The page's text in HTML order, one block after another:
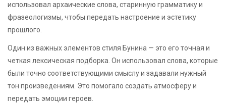
использовал архаические слова, старинную грамматику и
фразеологизмы, чтобы передать настроение и эстетику
прошлого.
Один из важных элементов стиля Бунина — это его точная и
четкая лексическая подборка. Он использовал слова, которые
были точно соответствующими смыслу и задавали нужный
тон произведениям. Это помогало создать атмосферу и
передать эмоции героев.